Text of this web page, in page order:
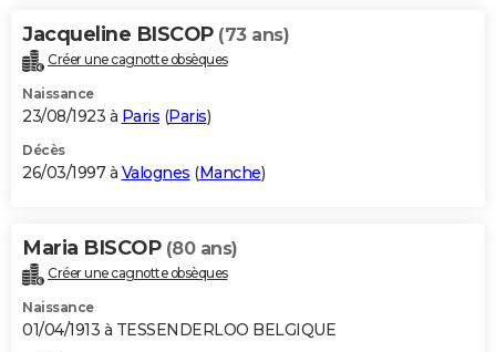
Jacqueline BISCOP (73 ans)
Créer une cagnotte obsèques
Naissance
23/08/1923 à Paris (Paris)
Décès
26/03/1997 à Valognes (Manche)
Maria BISCOP (80 ans)
Créer une cagnotte obsèques
Naissance
01/04/1913 à TESSENDERLOO BELGIQUE